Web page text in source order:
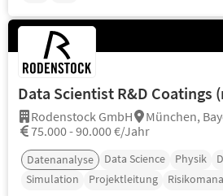
Data Scientist R&D Coatings
Rodenstock GmbH München,
75.000 - 90.000 €/Jahr
Datenanalyse Data Science Physik
Simulation
Projektleitung